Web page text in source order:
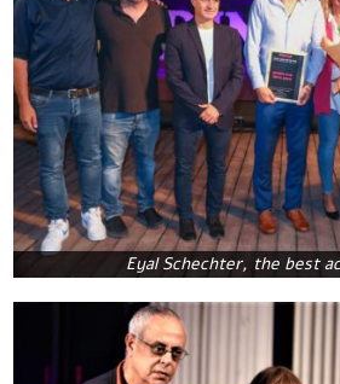
Eyal Schechter, the best